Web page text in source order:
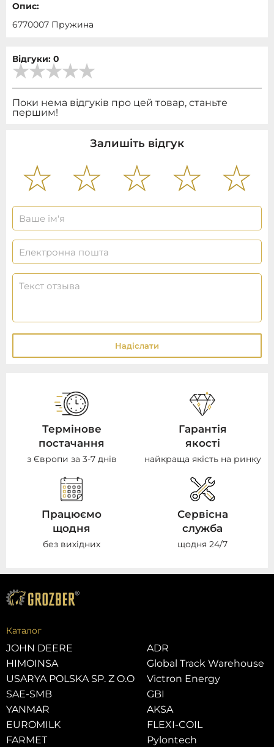
Опис:
6770007 Пружина
Відгуки: 0
Поки нема відгуків про цей товар, станьте
першим!
Залишіть відгук
Надіслати
Термінове
постачання
з Європи за 3-7 днів
Гарантія
якості
найкраща якість на ринку
Працюємо
щодня
без вихідних
Сервісна
служба
щодня 24/7
Каталог
JOHN DEERE
HIMOINSA
USARYA POLSKA SP. Z O.O
SAE-SMB
YANMAR
EUROMILK
FARMET
ADR
Global Track Warehouse
Victron Energy
GBI
AKSA
FLEXI-COIL
Pylontech